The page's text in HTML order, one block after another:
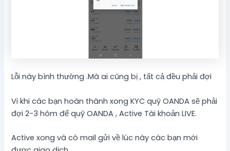
Lỗi này bình thường .Mà ai cũng bị , tất cả đều phải đợi
Vi khi các bạn hoàn thành xong KYC quỹ OANDA sẽ phải
đợi 2-3 hôm để quỹ OANDA , Active Tài khoản LIVE.
Active xong và có mail gửi về lúc này các bạn mới